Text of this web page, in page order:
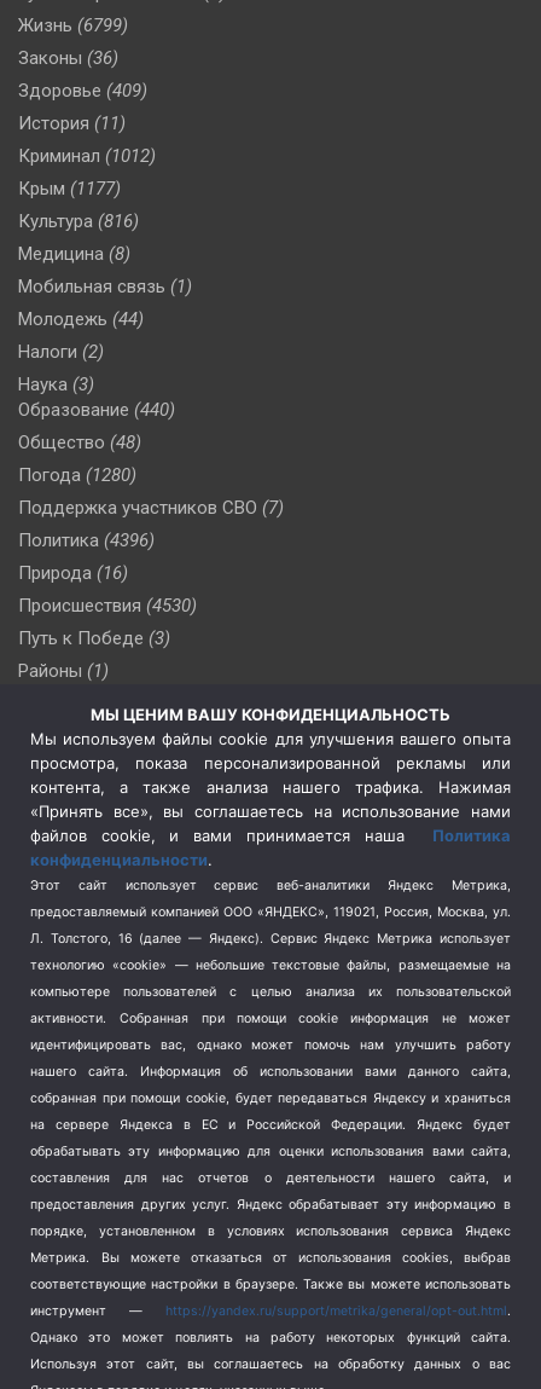
Жизнь (6799)
Законы (36)
Здоровье (409)
История (11)
Криминал (1012)
Крым (1177)
Культура (816)
Медицина (8)
Мобильная связь (1)
Молодежь (44)
Налоги (2)
Наука (3)
Образование (440)
Общество (48)
Погода (1280)
Поддержка участников СВО (7)
Политика (4396)
Природа (16)
Происшествия (4530)
Путь к Победе (3)
Районы (1)
(510)
Сельское хозяйство (3)
Социальная политика
(3)
Спецоперация в Украине
Спецоперация на Украине
(404)
Спорт (740)
Терроризм (1)
Транспорт (262)
Туризм (178)
Флот (76)
Школа и спорт (2)
Экология (8)
Экономика (1172)
МЫ ЦЕНИМ ВАШУ КОНФИДЕНЦИАЛЬНОСТЬ
Мы используем файлы cookie для улучшения вашего опыта
просмотра, показа персонализированной рекламы или
контента, а также анализа нашего трафика. Нажимая
«Принять все», вы соглашаетесь на использование нами
файлов cookie, и вами принимается наша Политика
конфиденциальности.
Этот сайт использует сервис веб-аналитики Яндекс Метрика,
предоставляемый компанией ООО «ЯНДЕКС», 119021, Россия, Москва, ул.
Л. Толстого, 16 (далее — Яндекс). Сервис Яндекс Метрика использует
технологию «cookie» — небольшие текстовые файлы, размещаемые на
компьютере пользователей с целью анализа их пользовательской
активности.
Собранная при помощи cookie информация не может
идентифицировать вас, однако может помочь нам улучшить работу
нашего сайта. Информация об использовании вами данного сайта,
собранная при помощи cookie, будет передаваться Яндексу и храниться
на сервере Яндекса в ЕС и Российской Федерации. Яндекс будет
обрабатывать эту информацию для оценки использования вами сайта,
составления для нас отчетов о деятельности нашего сайта, и
предоставления других услуг. Яндекс обрабатывает эту информацию в
порядке, установленном в условиях использования сервиса Яндекс
Метрика.
Вы можете отказаться от использования cookies, выбрав
соответствующие настройки в браузере. Также вы можете использовать
инструмент — https://yandex.ru/support/metrika/general/opt-out.html.
Однако это может повлиять на работу некоторых функций сайта.
Используя этот сайт, вы соглашаетесь на обработку данных о вас